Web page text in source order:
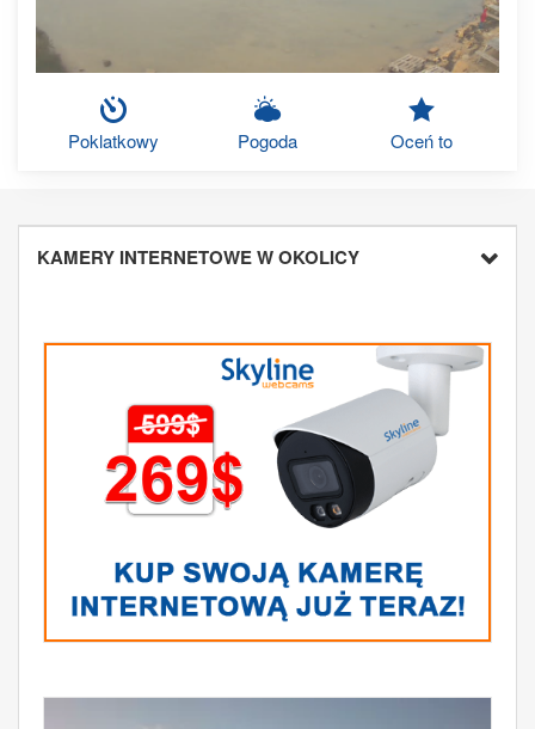
Poklatkowy Pogoda Oceń to
KAMERY INTERNETOWE W OKOLICY